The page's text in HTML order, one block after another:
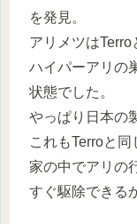
を発見。
アリメツはTerro
ハイパーアリの
状態でした。
やっぱり日本の
これもTerroと同
家の中でアリの
すぐ駆除できる